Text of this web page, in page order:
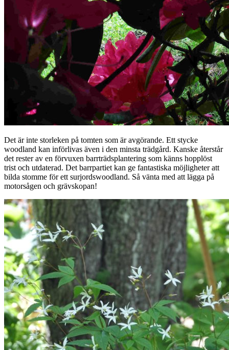
Det är inte storleken på tomten som är avgörande. Ett stycke
woodland kan införlivas även i den minsta trädgård. Kanske återstår
det rester av en förvuxen barrträdsplantering som känns hopplöst
trist och utdaterad. Det barrpartiet kan ge fantastiska möjligheter att
bilda stomme för ett surjordswoodland. Så vänta med att lägga på
motorsågen och grävskopan!